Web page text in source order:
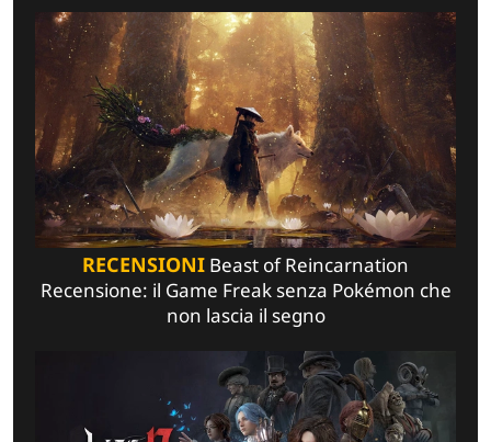
RECENSIONI Beast of Reincarnation
Recensione: il Game Freak senza Pokémon che
non lascia il segno